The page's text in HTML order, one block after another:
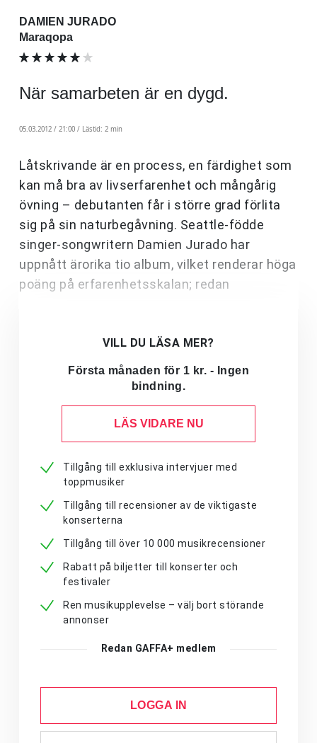
DAMIEN JURADO
Maraqopa
När samarbeten är en dygd.
05.03.2012 / 21:00 / Lästid: 2 min
Låtskrivande är en process, en färdighet som
kan må bra av livserfarenhet och mångårig
övning – debutanten får i större grad förlita
sig på sin naturbegåvning. Seattle-födde
singer-songwritern Damien Jurado har
uppnått ärorika tio album, vilket renderar höga
poäng på erfarenhetsskalan; redan
VILL DU LÄSA MER?
Första månaden för 1 kr. - Ingen
bindning.
LÄS VIDARE NU
Tillgång till exklusiva intervjuer med
toppmusiker
Tillgång till recensioner av de viktigaste
konserterna
Tillgång till över 10 000 musikrecensioner
Rabatt på biljetter till konserter och
festivaler
Ren musikupplevelse – välj bort störande
annonser
Redan GAFFA+ medlem
LOGGA IN